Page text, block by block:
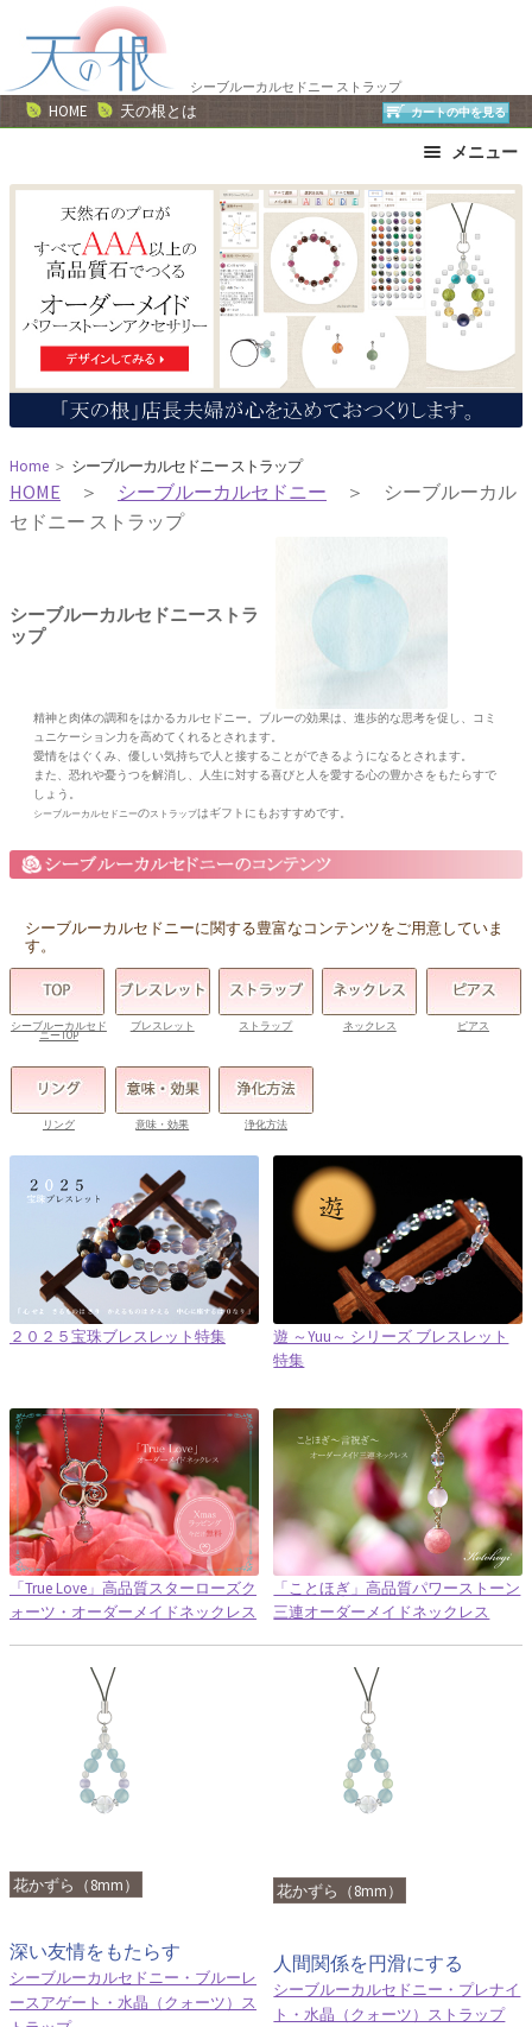
ー
シ
ン
ン
ツ
ス
シーブルーカルセドニー ストラップ
HOME 天の根とは カートの中を見る
メニュー
ブレスレット
ストラップ
ネックレス
ピアス・イヤリング
リング
運勢で選ぶ
誕生石で選ぶ
色で選ぶ
干支石で選ぶ
星座石で選ぶ
石の名前で選ぶ
パワーストーン一覧
Home ＞ シーブルーカルセドニー ストラップ
HOME ＞ シーブルーカルセドニー ＞ シーブルーカル
セドニー ストラップ
シーブルーカルセドニーストラ
ップ
精神と肉体の調和をはかるカルセドニー。ブルーの効果は、進歩的な思考を促し、コミ
ュニケーション力を高めてくれるとされます。
愛情をはぐくみ、優しい気持ちで人と接することができるようになるとされます。
また、恐れや憂うつを解消し、人生に対する喜びと人を愛する心の豊かさをもたらすで
しょう。
シーブルーカルセドニーのストラップはギフトにもおすすめです。
シーブルーカルセドニーに関する豊富なコンテンツをご用意していま
す。
シーブルーカルセド
ニーTOP
ブレスレット ストラップ ネックレス ピアス
リング 意味・効果 浄化方法
２０２５宝珠ブレスレット特集
遊 ～Yuu～ シリーズ ブレスレット
特集
「True Love」高品質スターローズク
ォーツ・オーダーメイドネックレス
「ことほぎ」高品質パワーストーン
三連オーダーメイドネックレス
花かずら（8mm）
深い友情をもたらす
シーブルーカルセドニー・ブルーレ
ースアゲート・水晶（クォーツ）ス
花かずら（8mm）
人間関係を円滑にする
シーブルーカルセドニー・プレナイ
ト・水晶（クォーツ）ストラップ